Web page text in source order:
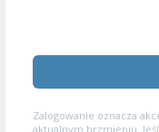
Zalogowanie oznacza
aktualnym brzmieniu.